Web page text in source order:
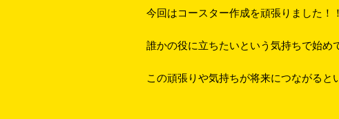
今回はコースター作成を頑張りました！！
誰かの役に立ちたいという気持ちで始め
この頑張りや気持ちが将来につながると